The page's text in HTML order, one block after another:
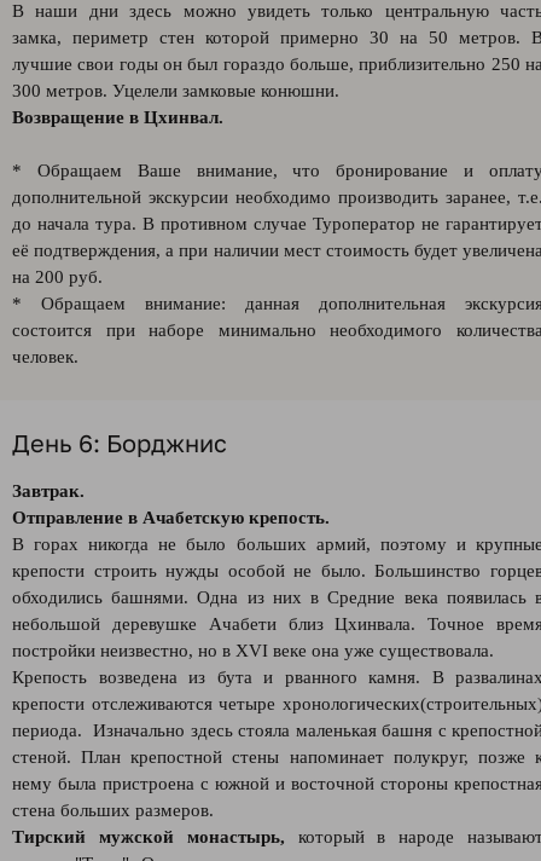
В наши дни здесь можно увидеть только центральную
замка, периметр стен которой примерно 30 на 50 метров.
лучшие свои годы он был гораздо больше, приблизительно 250
300 метров. Уцелели замковые конюшни.
Возвращение в Цхинвал.
* Обращаем Ваше внимание, что бронирование и
дополнительной экскурсии необходимо производить заранее,
до начала тура. В противном случае Туроператор не
её подтверждения, а при наличии мест стоимость будет
на 200 руб.
* Обращаем внимание: данная дополнительная
состоится при наборе минимально необходимого
человек.
День 6: Борджнис
Завтрак.
Отправление в Ачабетскую крепость.
В горах никогда не было больших армий, поэтому и
крепости строить нужды особой не было. Большинство
обходились башнями. Одна из них в Средние века появилась
небольшой деревушке Ачабети близ Цхинвала. Точное
постройки неизвестно, но в XVI веке она уже существовала.
Крепость возведена из бута и рванного камня. В
крепости отслеживаются четыре
периода. Изначально здесь стояла маленькая башня с
стеной. План крепостной стены напоминает полукруг, позже
нему была пристроена с южной и восточной стороны
стена больших размеров.
Тирский мужской монастырь, который в народе